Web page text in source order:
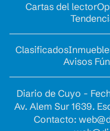
Cartas del lector
Clasificados
Avisos
Diario de Cuyo -
Av. Alem Sur 1639.
Contacto: